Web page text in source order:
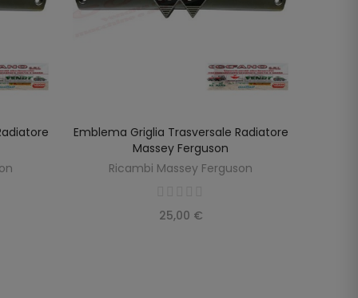
AGGIUNGI AL CARRELLO
Emblema Griglia Trasversale Radiatore
Massey Ferguson
Ricambi Massey Ferguson
25,00 €